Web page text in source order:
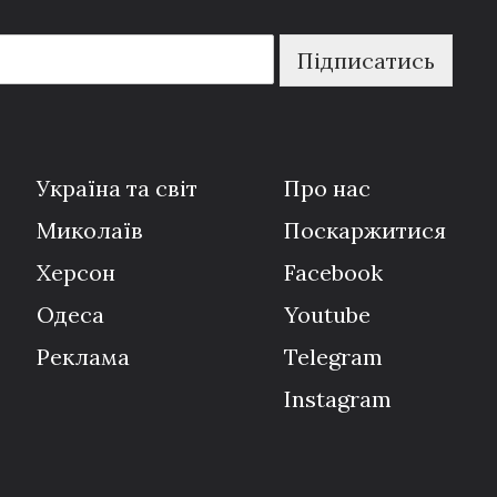
Підписатись
Україна та світ
Миколаїв
Херсон
Одеса
Реклама
Про нас
Поскаржитися
Facebook
Youtube
Telegram
Instagram